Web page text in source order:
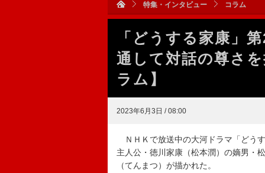
特集・インタビュー コラム
「どうする家康」
通して対話の尊さ
ラム】
2023年6月3日 / 08:00
ＮＨＫで放送中の大河ドラマ「どう
主人公・徳川家康（松本潤）の嫡男・
（てんまつ）が描かれた。